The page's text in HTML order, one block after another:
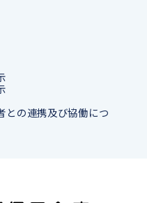
との連携及び協働につ